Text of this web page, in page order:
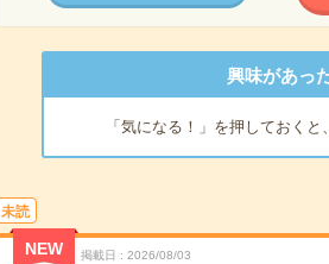
興味があっ
「気になる！」を押しておくと
未読
NEW 掲載日 2026/08/03